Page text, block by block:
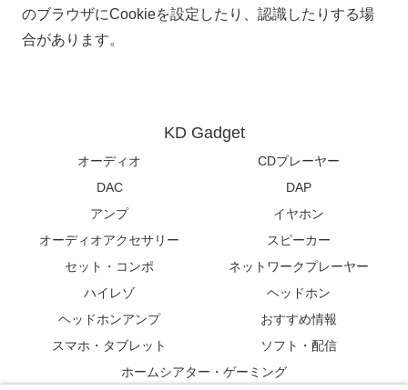
のブラウザにCookieを設定したり、認識したりする場
合があります。
KD Gadget
オーディオ
CDプレーヤー
DAC
DAP
アンプ
イヤホン
オーディオアクセサリー
スピーカー
セット・コンポ
ネットワークプレーヤー
ハイレゾ
ヘッドホン
ヘッドホンアンプ
おすすめ情報
スマホ・タブレット
ソフト・配信
ホームシアター・ゲーミング